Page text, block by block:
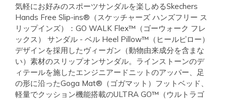
気軽にお好みのスポーツサンダルを楽しめるSkechers
Hands Free Slip-ins®（スケッチャーズ ハンズフリー ス
リップインズ）：GO WALK Flex™（ゴーウォーク フレ
ックス） サンダル - ベル Heel Pillow™（ヒールピロー）
デザインを採用したヴィーガン（動物由来成分を含まな
い）素材のスリップオンサンダル。ラインストーンのデ
ィテールを施したエンジニアードニットのアッパー、足
の形に沿ったGoga Mat®（ゴガマット）フットベッド、
軽量でクッション機能搭載のULTRA GO™（ウルトラゴ